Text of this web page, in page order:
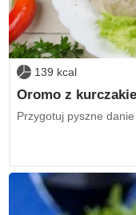
139 kcal
Oromo z
Przygotuj pyszne